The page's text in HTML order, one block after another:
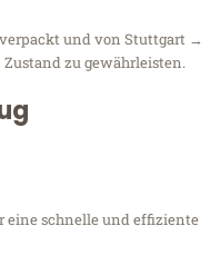
und von Stuttgart →
zu gewährleisten.
eine schnelle und effiziente